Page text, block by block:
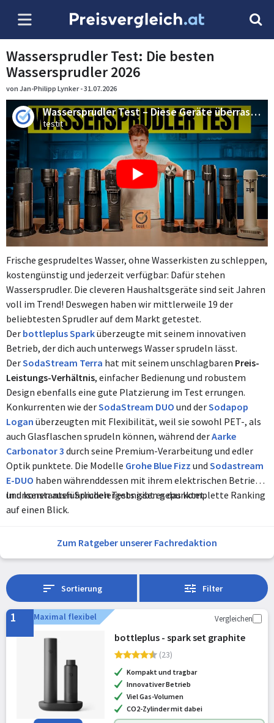
Wassersprudler Test: Die besten
Wassersprudler 2026
von Jan-Philipp Lynker - 31.07.2026
Wassersprudler Test – Diese Geräte überraschen!
testit
Frische gesprudeltes Wasser, ohne Wasserkisten zu schleppen,
kostengünstig und jederzeit verfügbar: Dafür stehen
Wassersprudler. Die cleveren Haushaltsgeräte sind seit Jahren
voll im Trend! Deswegen haben wir mittlerweile 19 der
beliebtesten Sprudler auf dem Markt getestet.
Der bottleplus Sparküberzeugte mit seinem innovativen
Betrieb, der dich auch unterwegs Wasser sprudeln lässt.
DerSodaStream Terra hat mit seinem unschlagbaren Preis-
Leistungs-Verhältnis, einfacher Bedienung und robustem
Design ebenfalls eine gute Platzierung im Test errungen.
Konkurrenten wie derSodaStream DUO und derSodapop
Logan überzeugten mit Flexibilität, weil sie sowohl PET-, als
auch Glasflaschen sprudeln können, während derAarke
Carbonator 3 durch seine Premium-Verarbeitung und edler
Optik punktete. Die Modelle Grohe Blue Fizz und Sodastream
E-DUO haben währenddessen mit ihrem elektrischen Betrieb
und konstanten Sprudelergebnissen gepunktet.
In unseren ausführlichen Tests gibt es das komplette Ranking
auf einen Blick.
Zum Ratgeber unserer Fachredaktion
Sortierung Filter
1 Maximal flexibel Vergleichen
bottleplus - spark set graphite
(23)
Kompakt und tragbar
Innovativer Betrieb
Viel Gas-Volumen
CO2-Zylinder mit dabei